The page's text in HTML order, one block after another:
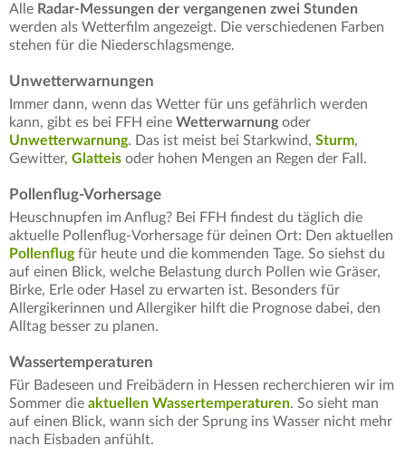
Alle Radar-Messungen der vergangenen zwei Stunden
werden als Wetterfilm angezeigt. Die verschiedenen Farben
stehen für die Niederschlagsmenge.
Unwetterwarnungen
Immer dann, wenn das Wetter für uns gefährlich werden
kann, gibt es bei FFH eine Wetterwarnung oder
Unwetterwarnung. Das ist meist bei Starkwind, Sturm,
Gewitter, Glatteis oder hohen Mengen an Regen der Fall.
Pollenflug-Vorhersage
Heuschnupfen im Anflug? Bei FFH findest du täglich die
aktuelle Pollenflug-Vorhersage für deinen Ort: Den aktuellen
Pollenflugfür heute und die kommenden Tage. So siehst du
auf einen Blick, welche Belastung durch Pollen wie Gräser,
Birke, Erle oder Hasel zu erwarten ist. Besonders für
Allergikerinnen und Allergiker hilft die Prognose dabei, den
Alltag besser zu planen.
Wassertemperaturen
Für Badeseen und Freibädern in Hessen recherchieren wir im
Sommer die aktuellen Wassertemperaturen. So sieht man
auf einen Blick, wann sich der Sprung ins Wasser nicht mehr
nach Eisbaden anfühlt.